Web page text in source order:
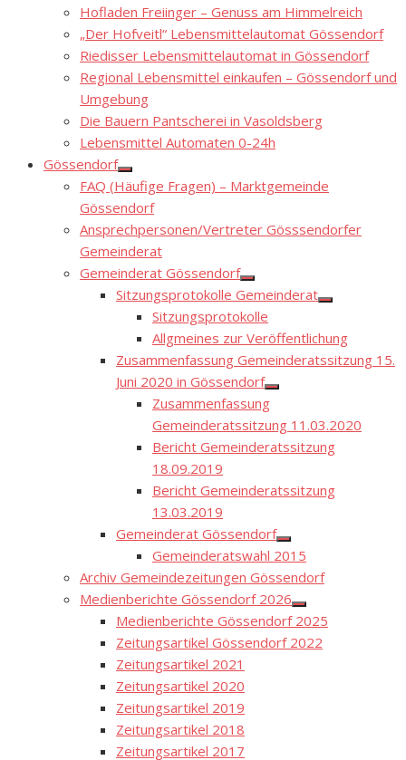
Hofladen Freiinger – Genuss am Himmelreich
„Der Hofveitl“ Lebensmittelautomat Gössendorf
Riedisser Lebensmittelautomat in Gössendorf
Regional Lebensmittel einkaufen – Gössendorf und
Umgebung
Die Bauern Pantscherei in Vasoldsberg
Lebensmittel Automaten 0-24h
Gössendorf
Show
sub
menu
FAQ (Häufige Fragen) – Marktgemeinde
Gössendorf
Ansprechpersonen/Vertreter Gösssendorfer
Gemeinderat
Gemeinderat Gössendorf
Show
sub
menu
Sitzungsprotokolle Gemeinderat
Show
menu
Sitzungsprotokolle
Allgmeines zur Veröffentlichung
Zusammenfassung Gemeinderatssitzung 15.
Juni 2020 in Gössendorf
Show
menu
Zusammenfassung
Gemeinderatssitzung 11.03.2020
Bericht Gemeinderatssitzung
18.09.2019
Bericht Gemeinderatssitzung
13.03.2019
Gemeinderat Gössendorf
Show
sub
menu
Gemeinderatswahl 2015
Archiv Gemeindezeitungen Gössendorf
Medienberichte Gössendorf 2026
Show
sub
menu
Medienberichte Gössendorf 2025
Zeitungsartikel Gössendorf 2022
Zeitungsartikel 2021
Zeitungsartikel 2020
Zeitungsartikel 2019
Zeitungsartikel 2018
Zeitungsartikel 2017